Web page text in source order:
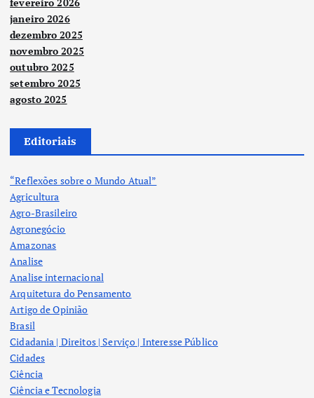
fevereiro 2026
janeiro 2026
dezembro 2025
novembro 2025
outubro 2025
setembro 2025
agosto 2025
Editoriais
“Reflexões sobre o Mundo Atual”
Agricultura
Agro-Brasileiro
Agronegócio
Amazonas
Analise
Analise internacional
Arquitetura do Pensamento
Artigo de Opinião
Brasil
Cidadania | Direitos | Serviço | Interesse Público
Cidades
Ciência
Ciência e Tecnologia